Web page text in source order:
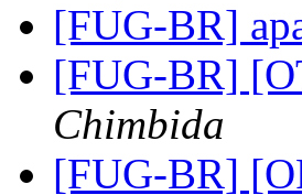
[FUG-BR]
[FUG-BR]
Chimbida
[FUG-BR]